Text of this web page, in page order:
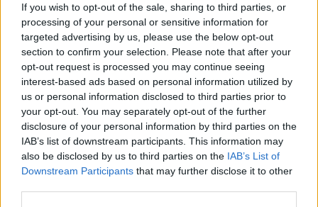
If you wish to opt-out of the sale, sharing to third parties, or
processing of your personal or sensitive information for
targeted advertising by us, please use the below opt-out
section to confirm your selection. Please note that after your
opt-out request is processed you may continue seeing
interest-based ads based on personal information utilized by
us or personal information disclosed to third parties prior to
your opt-out. You may separately opt-out of the further
disclosure of your personal information by third parties on the
IAB’s list of downstream participants. This information may
also be disclosed by us to third parties on the IAB’s List of
Downstream Participants that may further disclose it to other
RELATED ARTICLES MORE FROM AUTHOR
Sieste après 65 ans : la
clé pour préserver votre
cerveau ou le mettre en
danger
Ménopause et
problèmes urinaires : le
secret inattendu des
sous-vêtements à
découvrir
Santé
Ménopause précoce : le
risque accru
d’hypertension à ne pas
ignorer